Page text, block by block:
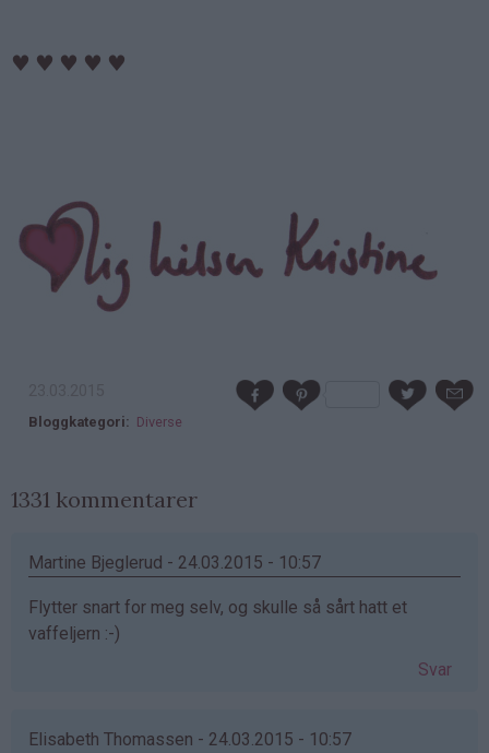
♥ ♥ ♥ ♥ ♥
Bloggkategori Diverse
1331 kommentarer
Martine Bjeglerud - 24.03.2015 - 10:57
Flytter snart for meg selv, og skulle så sårt hatt et
vaffeljern :-)
Svar
Elisabeth Thomassen - 24.03.2015 - 10:57